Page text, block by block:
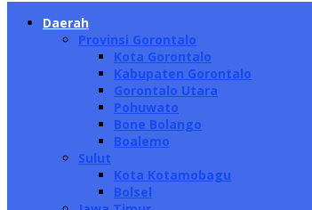
Daerah
Provinsi Gorontalo
Kota Gorontalo
Kabupaten Gorontalo
Gorontalo Utara
Pohuwato
Bone Bolango
Boalemo
Sulut
Kota Kotamobagu
Bolsel